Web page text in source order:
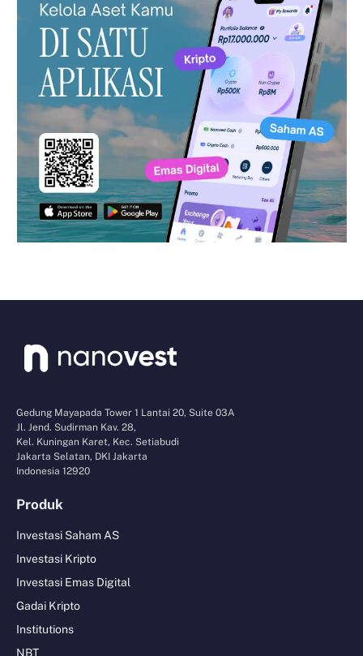
Gedung Mayapada Tower 1 Lantai 20, Suite 03A
Jl. Jend. Sudirman Kav. 28,
Kel. Kuningan Karet, Kec. Setiabudi
Jakarta Selatan, DKI Jakarta
Indonesia 12920
Produk
Investasi Saham AS
Investasi Kripto
Investasi Emas Digital
Gadai Kripto
Institutions
NBT